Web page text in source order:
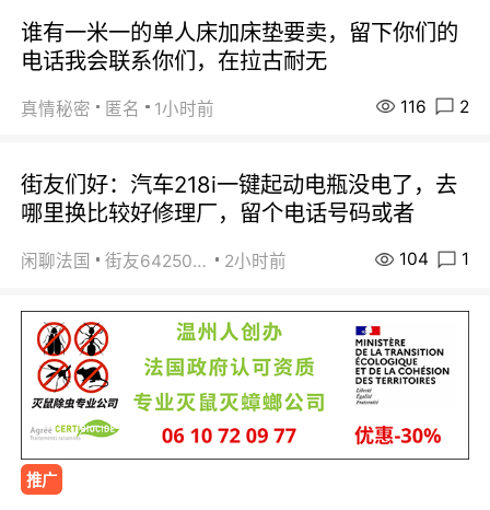
谁有一米一的单人床加床垫要卖，留下你们的
电话我会联系你们，在拉古耐无
真情秘密 匿名 1小时前 116 2
街友们好：汽车218i一键起动电瓶没电了，去
哪里换比较好修理厂，留个电话号码或者
闲聊法国 街友64250024 2小时前 104 1
推广